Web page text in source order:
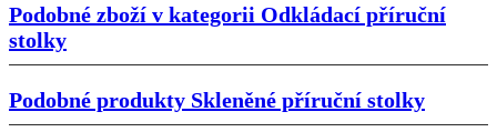
Podobné zboží v kategorii Odkládací příruční
stolky
Podobné produkty Skleněné příruční stolky